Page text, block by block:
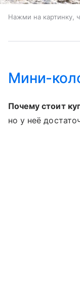
Нажми на картинку,
Мини-
Почему стоит
но у неё